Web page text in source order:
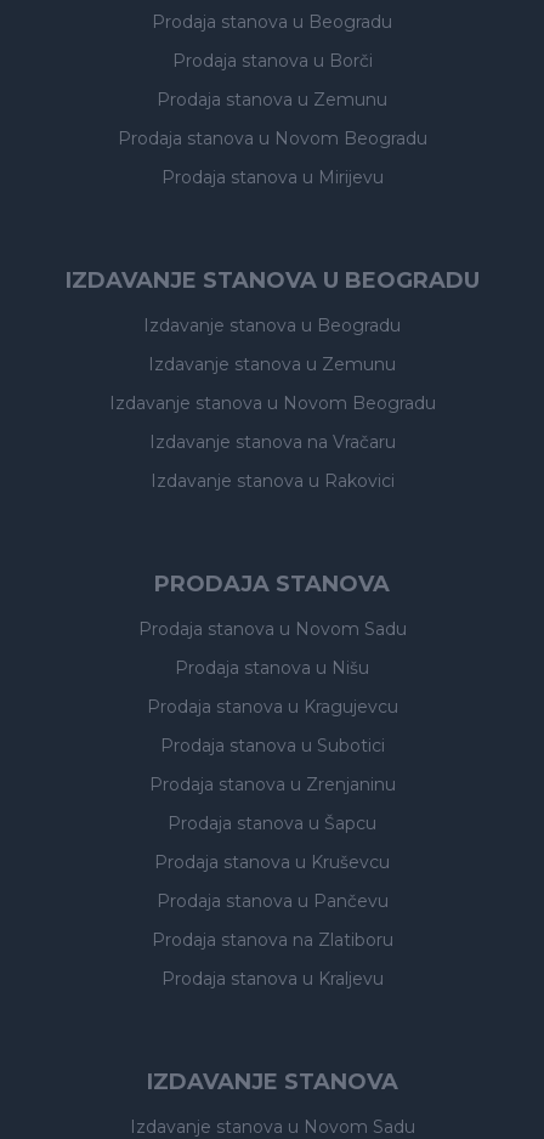
Prodaja stanova u Beogradu
Prodaja stanova u Borči
Prodaja stanova u Zemunu
Prodaja stanova u Novom Beogradu
Prodaja stanova u Mirijevu
IZDAVANJE STANOVA U BEOGRADU
Izdavanje stanova u Beogradu
Izdavanje stanova u Zemunu
Izdavanje stanova u Novom Beogradu
Izdavanje stanova na Vračaru
Izdavanje stanova u Rakovici
PRODAJA STANOVA
Prodaja stanova u Novom Sadu
Prodaja stanova u Nišu
Prodaja stanova u Kragujevcu
Prodaja stanova u Subotici
Prodaja stanova u Zrenjaninu
Prodaja stanova u Šapcu
Prodaja stanova u Kruševcu
Prodaja stanova u Pančevu
Prodaja stanova na Zlatiboru
Prodaja stanova u Kraljevu
IZDAVANJE STANOVA
Izdavanje stanova u Novom Sadu